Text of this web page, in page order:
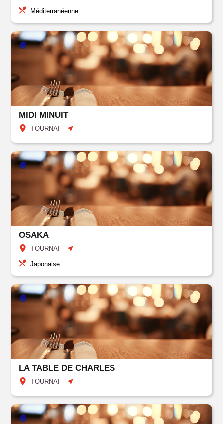
Méditerranéenne
MIDI MINUIT
TOURNAI
OSAKA
TOURNAI
Japonaise
LA TABLE DE CHARLES
TOURNAI